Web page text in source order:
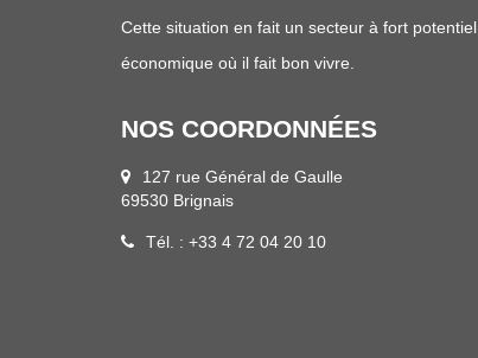
Cette situation en fait un secteur à fort potentiel
économique où il fait bon vivre.
NOS COORDONNÉES
127 rue Général de Gaulle
69530 Brignais
Tél. : +33 4 72 04 20 10